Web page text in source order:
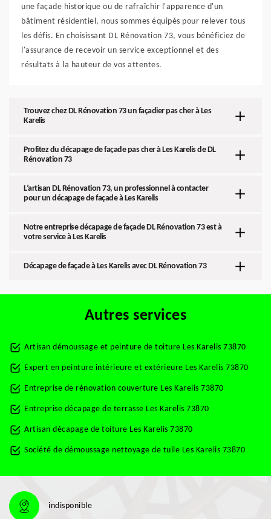
une façade historique ou de rafraîchir l'apparence d'un
bâtiment résidentiel, nous sommes équipés pour relever tous
les défis. En choisissant DL Rénovation 73, vous bénéficiez de
l'assurance de recevoir un service exceptionnel et des
résultats à la hauteur de vos attentes.
Trouvez chez DL Rénovation 73 un façadier pas cher à Les
Karelis
Profitez du décapage de façade pas cher à Les Karelis de DL
Rénovation 73
L’artisan DL Rénovation 73, un professionnel à contacter
pour un décapage de façade à Les Karelis
Notre entreprise décapage de façade DL Rénovation 73 est à
votre service à Les Karelis
Décapage de façade à Les Karelis avec DL Rénovation 73
Autres services
Artisan démoussage et peinture de toiture Les Karelis 73870
Expert en peinture intérieure et extérieure Les Karelis 73870
Entreprise de rénovation couverture Les Karelis 73870
Entreprise décapage de terrasse Les Karelis 73870
Artisan décapage de toiture Les Karelis 73870
Société de démoussage nettoyage de tuile Les Karelis 73870
indisponible